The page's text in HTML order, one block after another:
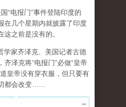
“电报门”事件登陆印度的
在几个星期内就披露了印度
之前是没有的。
学家齐泽克、美国记者古德
齐泽克将“电报门”必做“皇帝
皇帝没有穿衣服，但只要有
都会改变……